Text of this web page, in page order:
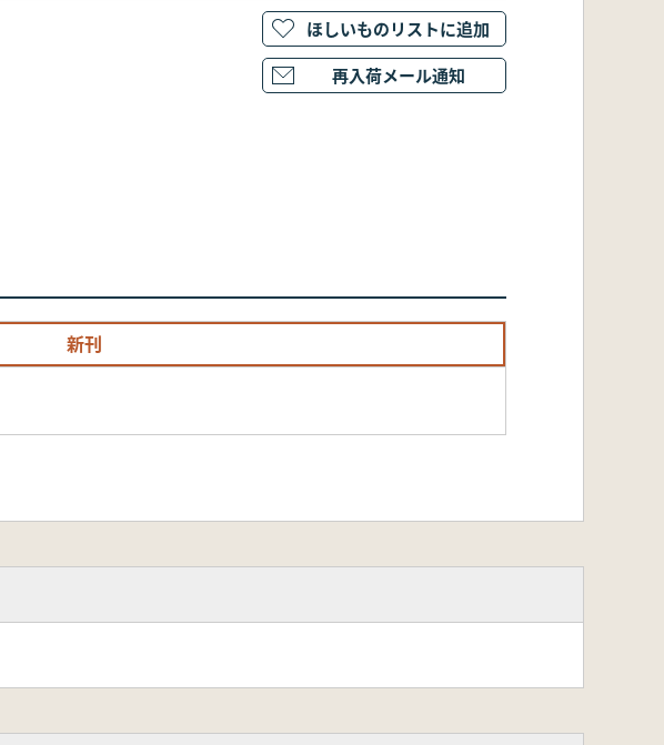
新刊
ほしいものリストに追加
再入荷メール通知